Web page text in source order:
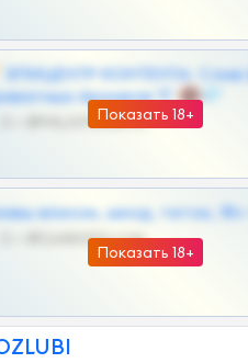
Показать 18+
ЭПИЦЕНТР КОНТЕНТА:
Архивов ТГ 🔞💎
@MILKPRIVATES39BOT
Показать 18+
вписок, шкод, теток, 18+
@DARK15FLOWSBOT